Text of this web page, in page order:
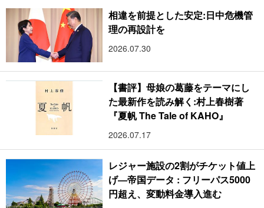
相違を前提とした安定:日中危機管
理の再設計を
2026.07.30
【書評】母娘の葛藤をテーマにし
た最新作を読み解く:村上春樹著
『夏帆 The Tale of KAHO』
2026.07.17
レジャー施設の2割がチケット値上
げ―帝国データ : フリーパス5000
円超え、変動料金導入進む